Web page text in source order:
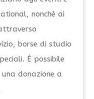
nonché ai
borse di studio
È possibile
donazione a